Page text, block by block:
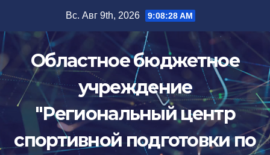
содержимому
Вс. Авг 9th, 2026 9:08:29 AM
Областное бюджетное
учреждение
"Региональный центр
спортивной подготовки по